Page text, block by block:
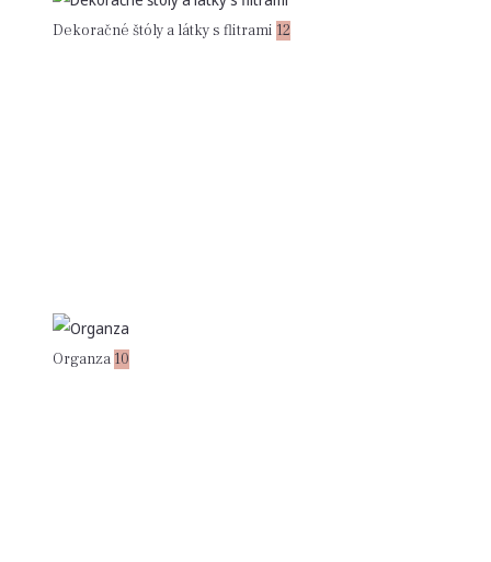
Dekoračné štóly a látky s flitrami 12
Organza 10